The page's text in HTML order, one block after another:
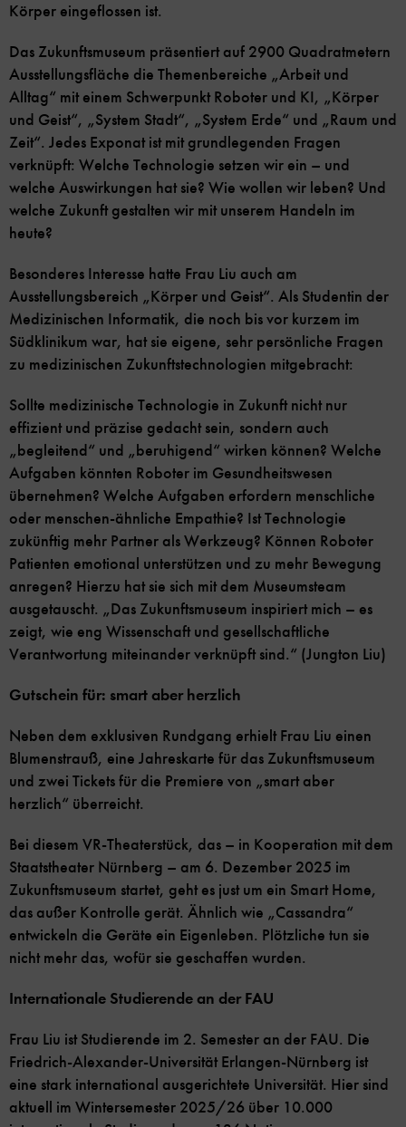
Körper eingeflossen ist.
Das Zukunftsmuseum präsentiert auf 2900 Quadratmetern
Ausstellungsfläche die Themenbereiche „Arbeit und
Alltag“ mit einem Schwerpunkt Roboter und KI, „Körper
und Geist“, „System Stadt“, „System Erde“ und „Raum und
Zeit“. Jedes Exponat ist mit grundlegenden Fragen
verknüpft: Welche Technologie setzen wir ein – und
welche Auswirkungen hat sie? Wie wollen wir leben? Und
welche Zukunft gestalten wir mit unserem Handeln im
heute?
Besonderes Interesse hatte Frau Liu auch am
Ausstellungsbereich „Körper und Geist“. Als Studentin der
Medizinischen Informatik, die noch bis vor kurzem im
Südklinikum war, hat sie eigene, sehr persönliche Fragen
zu medizinischen Zukunftstechnologien mitgebracht:
Sollte medizinische Technologie in Zukunft nicht nur
effizient und präzise gedacht sein, sondern auch
„begleitend“ und „beruhigend“ wirken können? Welche
Aufgaben könnten Roboter im Gesundheitswesen
übernehmen? Welche Aufgaben erfordern menschliche
oder menschen-ähnliche Empathie? Ist Technologie
zukünftig mehr Partner als Werkzeug? Können Roboter
Patienten emotional unterstützen und zu mehr Bewegung
anregen? Hierzu hat sie sich mit dem Museumsteam
ausgetauscht. „Das Zukunftsmuseum inspiriert mich – es
zeigt, wie eng Wissenschaft und gesellschaftliche
Verantwortung miteinander verknüpft sind.“ (Jungton Liu)
Gutschein für: smart aber herzlich
Neben dem exklusiven Rundgang erhielt Frau Liu einen
Blumenstrauß, eine Jahreskarte für das Zukunftsmuseum
und zwei Tickets für die Premiere von „smart aber
herzlich“ überreicht.
Bei diesem VR-Theaterstück, das – in Kooperation mit dem
Staatstheater Nürnberg – am 6. Dezember 2025 im
Zukunftsmuseum startet, geht es just um ein Smart Home,
das außer Kontrolle gerät. Ähnlich wie „Cassandra“
entwickeln die Geräte ein Eigenleben. Plötzliche tun sie
nicht mehr das, wofür sie geschaffen wurden.
Internationale Studierende an der FAU
Frau Liu ist Studierende im 2. Semester an der FAU. Die
Friedrich-Alexander-Universität Erlangen-Nürnberg ist
eine stark international ausgerichtete Universität. Hier sind
aktuell im Wintersemester 2025/26 über 10.000